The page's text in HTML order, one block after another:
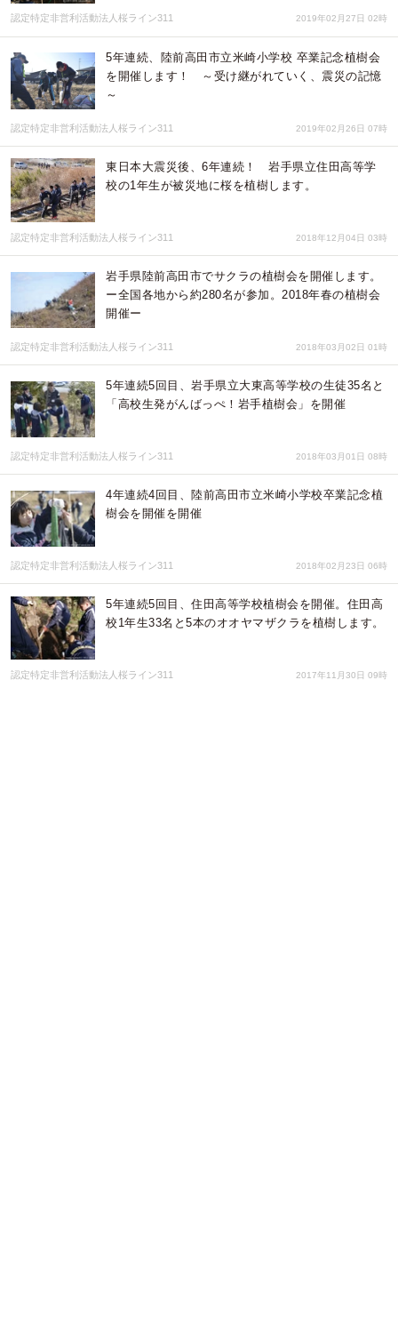
認定特定非営利活動法人桜ライン311 2019年02月27日 02時
5年連続、陸前高田市立米崎小学校 卒業記念植樹会
を開催します！ ～受け継がれていく、震災の記憶
～
認定特定非営利活動法人桜ライン311 2019年02月26日 07時
東日本大震災後、6年連続！ 岩手県立住田高等学
校の1年生が被災地に桜を植樹します。
認定特定非営利活動法人桜ライン311 2018年12月04日 03時
岩手県陸前高田市でサクラの植樹会を開催します。
ー全国各地から約280名が参加。2018年春の植樹会
開催ー
認定特定非営利活動法人桜ライン311 2018年03月02日 01時
5年連続5回目、岩手県立大東高等学校の生徒35名と
「高校生発がんばっぺ！岩手植樹会」を開催
認定特定非営利活動法人桜ライン311 2018年03月01日 08時
4年連続4回目、陸前高田市立米崎小学校卒業記念植
樹会を開催を開催
認定特定非営利活動法人桜ライン311 2018年02月23日 06時
5年連続5回目、住田高等学校植樹会を開催。住田高
校1年生33名と5本のオオヤマザクラを植樹します。
認定特定非営利活動法人桜ライン311 2017年11月30日 09時